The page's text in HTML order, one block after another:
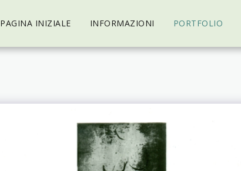
PAGINA INIZIALE INFORMAZIONI PORTFOLIO